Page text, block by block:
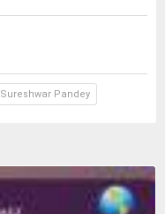
Sureshwar Pandey